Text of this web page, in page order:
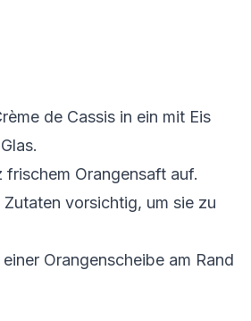
de Cassis in ein mit Eis
frischem Orangensaft auf.
Zutaten vorsichtig, um sie zu
Orangenscheibe am Rand